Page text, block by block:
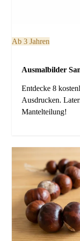
Ab 3 Jahren
Ausmalbilder
Entdecke 8
Ausdrucken.
Mantelteilung!